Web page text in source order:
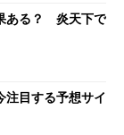
ある？ 炎天下で
注目する予想サイ